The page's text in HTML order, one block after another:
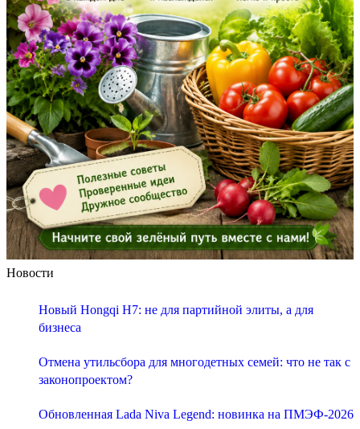
Новости
Новый Hongqi H7: не для партийной элиты, а для
бизнеса
Отмена утильсбора для многодетных семей: что не так с
законопроектом?
Обновленная Lada Niva Legend: новинка на ПМЭФ-2026